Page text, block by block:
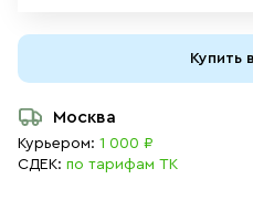
Купить
Москва
Курьером: 1 000 ₽
СДЕК: по тарифам ТК